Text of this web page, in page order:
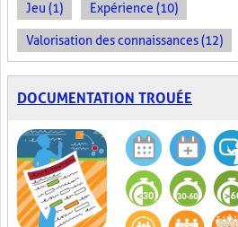
Jeu (1) Expérience (10)
Valorisation des connaissances (12)
DOCUMENTATION TROUÉE